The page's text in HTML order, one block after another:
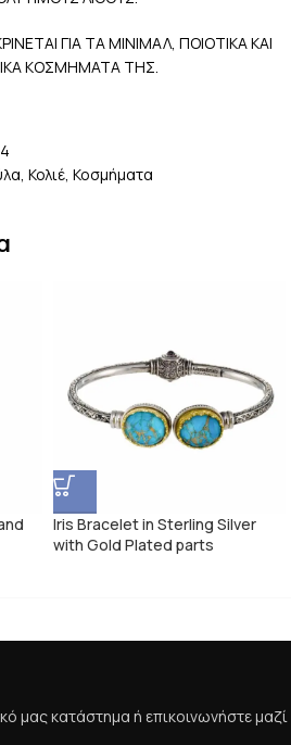
ΓΙΑ ΤΑ ΜΙΝΙΜΑΛ, ΠΟΙΟΤΙΚΑ ΚΑΙ
ΚΟΣΜΗΜΑΤΑ ΤΗΣ.
, Κολιέ, Κοσμήματα
Iris Bracelet in Sterling Silver
with Gold Plated parts
μας κατάστημα ή επικοινωνήστε μαζί